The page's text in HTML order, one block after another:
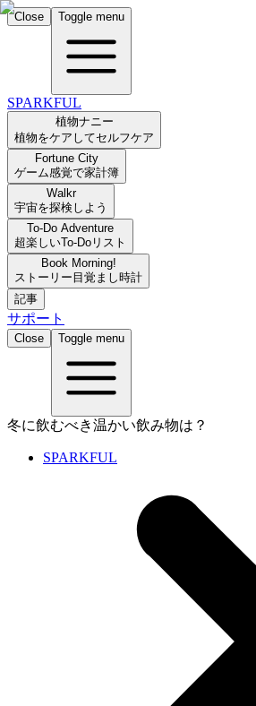
Close Toggle menu
SPARKFUL
植物ナニー
植物をケアしてセルフケア
Fortune City
ゲーム感覚で家計簿
Walkr
宇宙を探検しよう
To-Do Adventure
超楽しいTo-Doリスト
Book Morning!
ストーリー目覚まし時計
記事
サポート
Close Toggle menu
冬に飲むべき温かい飲み物は？
SPARKFUL